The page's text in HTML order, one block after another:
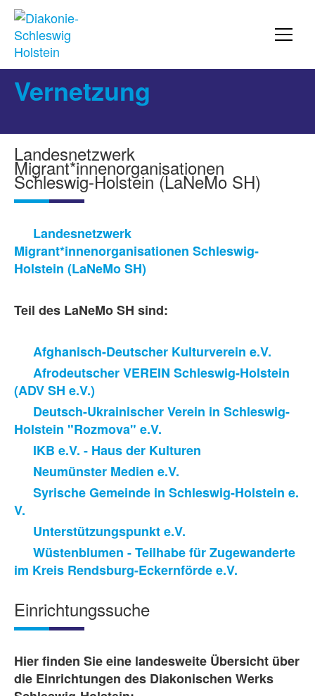
Vernetzung
Landesnetzwerk
Migrant*innenorganisationen
Schleswig-Holstein (LaNeMo SH)
Landesnetzwerk
Migrant*innenorganisationen Schleswig-
Holstein (LaNeMo SH)
Teil des LaNeMo SH sind:
Afghanisch-Deutscher Kulturverein e.V.
Afrodeutscher VEREIN Schleswig-Holstein
(ADV SH e.V.)
Deutsch-Ukrainischer Verein in Schleswig-
Holstein "Rozmova" e.V.
IKB e.V. - Haus der Kulturen
Neumünster Medien e.V.
Syrische Gemeinde in Schleswig-Holstein e.
V.
Unterstützungspunkt e.V.
Wüstenblumen - Teilhabe für Zugewanderte
im Kreis Rendsburg-Eckernförde e.V.
Einrichtungssuche
Hier finden Sie eine landesweite Übersicht über
die Einrichtungen des Diakonischen Werks